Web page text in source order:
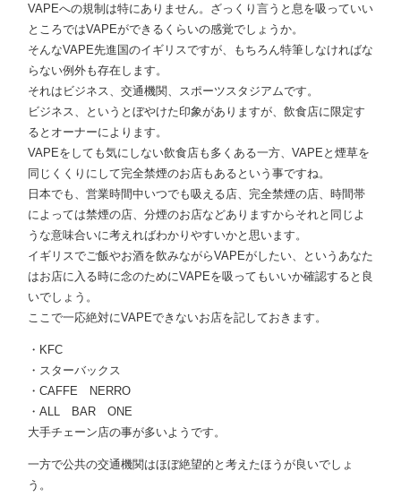
VAPEへの規制は特にありません。ざっくり言うと息を吸っていい
ところではVAPEができるくらいの感覚でしょうか。
そんなVAPE先進国のイギリスですが、もちろん特筆しなければな
らない例外も存在します。
それはビジネス、交通機関、スポーツスタジアムです。
ビジネス、というとぼやけた印象がありますが、飲食店に限定す
るとオーナーによります。
VAPEをしても気にしない飲食店も多くある一方、VAPEと煙草を
同じくくりにして完全禁煙のお店もあるという事ですね。
日本でも、営業時間中いつでも吸える店、完全禁煙の店、時間帯
によっては禁煙の店、分煙のお店などありますからそれと同じよ
うな意味合いに考えればわかりやすいかと思います。
イギリスでご飯やお酒を飲みながらVAPEがしたい、というあなた
はお店に入る時に念のためにVAPEを吸ってもいいか確認すると良
いでしょう。
ここで一応絶対にVAPEできないお店を記しておきます。
・KFC
・スターバックス
・CAFFE NERRO
・ALL BAR ONE
大手チェーン店の事が多いようです。
一方で公共の交通機関はほぼ絶望的と考えたほうが良いでしょ
う。